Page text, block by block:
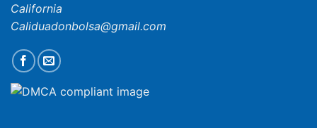
California
Caliduadonbolsa@gmail.com